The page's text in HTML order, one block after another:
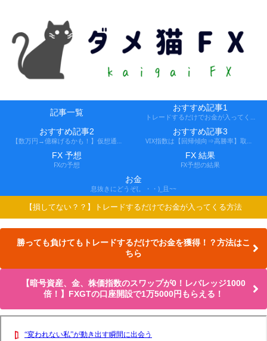
記事一覧 おすすめ記事1
おすすめ記事2 おすすめ記事3
FX 予想
FXの予想
FX 結果
FX予想の結果
お金
息抜きにどうぞ(。・・)_且~~
【損してない？？】トレードするだけでお金が入ってくる方法
勝っても負けてもトレードするだけでお金を獲得！？方法はこ
ちら
【暗号資産、金、株価指数のスワップが0！レバレッジ1000
倍！】FXGTの口座開設で1万5000円もらえる！